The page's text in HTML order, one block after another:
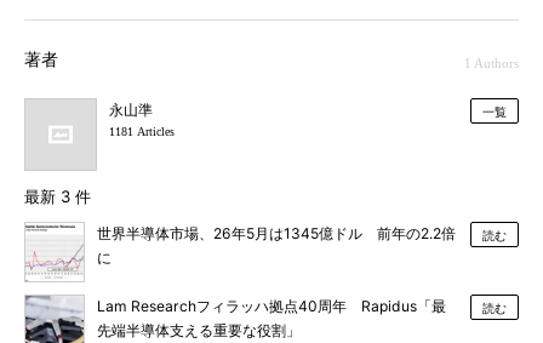
著者 1 Authors
永山準
1181 Articles
一覧
最新 3 件
世界半導体市場、26年5月は1345億ドル 前年の2.2倍
に
読む
Lam Researchフィラッハ拠点40周年 Rapidus「最
先端半導体支える重要な役割」
読む